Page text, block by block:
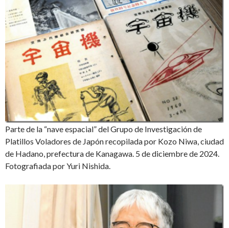
Parte de la “nave espacial” del Grupo de Investigación de
Platillos Voladores de Japón recopilada por Kozo Niwa, ciudad
de Hadano, prefectura de Kanagawa. 5 de diciembre de 2024.
Fotografiada por Yuri Nishida.